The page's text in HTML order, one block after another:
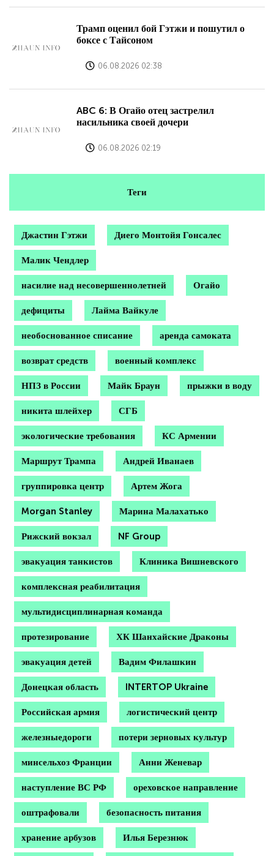
Трамп оценил бой Гэтжи и пошутил о
боксе с Тайсоном
06.08.2026 02:38
ABC 6: В Огайо отец застрелил
насильника своей дочери
06.08.2026 02:19
Теги
Джастин Гэтжи Диего Монтойя Гонсалес
Малик Чендлер
насилие над несовершеннолетней Огайо
дефициты Лайма Вайкуле
необоснованное списание аренда самоката
возврат средств военный комплекс
НПЗ в России Майк Браун прыжки в воду
никита шлейхер СГБ
экологические требования КС Армении
Маршрут Трампа Андрей Иванаев
группировка центр Артем Жога
Morgan Stanley Марина Малахатько
Рижский вокзал NF Group
эвакуация танкистов Клиника Вишневского
комплексная реабилитация
мультидисциплинарная команда
протезирование ХК Шанхайские Драконы
эвакуация детей Вадим Филашкин
Донецкая область INTERTOP Ukraine
Российская армия логистический центр
железныедороги потери зерновых культур
минсельхоз Франции Анни Женевар
наступление ВС РФ ореховское направление
оштрафовали безопасность питания
хранение арбузов Илья Березнюк